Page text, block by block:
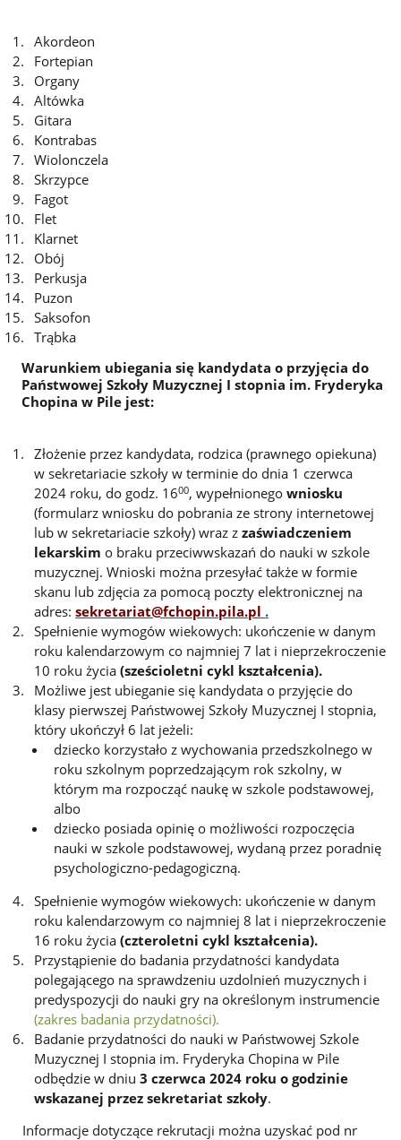
Akordeon
Fortepian
Organy
Altówka
Gitara
Kontrabas
Wiolonczela
Skrzypce
Fagot
Flet
Klarnet
Obój
Perkusja
Puzon
Saksofon
Trąbka
Warunkiem ubiegania się kandydata o przyjęcia do
Państwowej Szkoły Muzycznej I stopnia im. Fryderyka
Chopina w Pile jest:
Złożenie przez kandydata, rodzica (prawnego opiekuna)
w sekretariacie szkoły w terminie do dnia 1 czerwca
2024 roku, do godz. 1600, wypełnionegowniosku
(formularz wniosku do pobrania ze strony internetowej
lub w sekretariacie szkoły) wraz zzaświadczeniem
lekarskim o braku przeciwwskazań do nauki w szkole
muzycznej. Wnioski można przesyłać także w formie
skanu lub zdjęcia za pomocą poczty elektronicznej na
adres:sekretariat@fchopin.pila.pl .
Spełnienie wymogów wiekowych: ukończenie w danym
roku kalendarzowym co najmniej 7 lat i nieprzekroczenie
10 roku życia(sześcioletni cykl kształcenia).
Możliwe jest ubieganie się kandydata o przyjęcie do
klasy pierwszej Państwowej Szkoły Muzycznej I stopnia,
który ukończył 6 lat jeżeli:
dziecko korzystało z wychowania przedszkolnego w
roku szkolnym poprzedzającym rok szkolny, w
którym ma rozpocząć naukę w szkole podstawowej,
albo
dziecko posiada opinię o możliwości rozpoczęcia
nauki w szkole podstawowej, wydaną przez poradnię
psychologiczno-pedagogiczną.
Spełnienie wymogów wiekowych: ukończenie w danym
roku kalendarzowym co najmniej 8 lat i nieprzekroczenie
16 roku życia(czteroletni cykl kształcenia).
Przystąpienie do badania przydatności kandydata
polegającego na sprawdzeniu uzdolnień muzycznych i
predyspozycji do nauki gry na określonym instrumencie
(zakres badania przydatności).
Badanie przydatności do nauki w Państwowej Szkole
Muzycznej I stopnia im. Fryderyka Chopina w Pile
odbędzie w dniu3 czerwca 2024 roku o godzinie
wskazanej przez sekretariat szkoły.
Informacje dotyczące rekrutacji można uzyskać pod nr